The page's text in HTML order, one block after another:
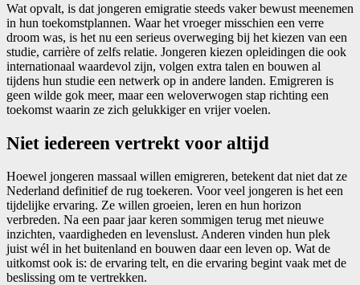
Wat opvalt, is dat jongeren emigratie steeds vaker bewust meenemen
in hun toekomstplannen. Waar het vroeger misschien een verre
droom was, is het nu een serieus overweging bij het kiezen van een
studie, carrière of zelfs relatie. Jongeren kiezen opleidingen die ook
internationaal waardevol zijn, volgen extra talen en bouwen al
tijdens hun studie een netwerk op in andere landen. Emigreren is
geen wilde gok meer, maar een weloverwogen stap richting een
toekomst waarin ze zich gelukkiger en vrijer voelen.
Niet iedereen vertrekt voor altijd
Hoewel jongeren massaal willen emigreren, betekent dat niet dat ze
Nederland definitief de rug toekeren. Voor veel jongeren is het een
tijdelijke ervaring. Ze willen groeien, leren en hun horizon
verbreden. Na een paar jaar keren sommigen terug met nieuwe
inzichten, vaardigheden en levenslust. Anderen vinden hun plek
juist wél in het buitenland en bouwen daar een leven op. Wat de
uitkomst ook is: de ervaring telt, en die ervaring begint vaak met de
beslissing om te vertrekken.